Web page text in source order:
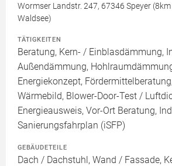
Wormser Landstr. 247, 67346 Speyer
Waldsee)
TÄTIGKEITEN
Beratung, Kern- / Einblasdämmung,
Außendämmung,
Energiekonzept,
Wärmebild, Blower-Door-Test /
Energieausweis, Vor-Ort Beratung,
Sanierungsfahrplan (iSFP)
GEBÄUDETEILE
Dach / Dachstuhl, Wand / Fassade,